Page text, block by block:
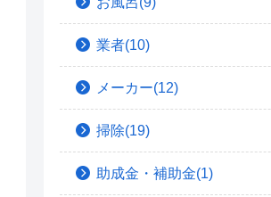
業者(10)
メーカー(12)
掃除(19)
助成金・補助金(1)